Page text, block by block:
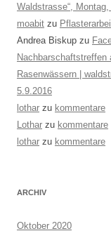
Waldstrasse“,
moabit zu
Andrea Biskup zu
Nachbarschaftstreffen
Rasenwässern |
5.9.2016
lothar zu kommentare
Lothar zu kommentare
lothar zu kommentare
ARCHIV
Oktober 2020